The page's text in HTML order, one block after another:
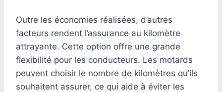
Outre les économies réalisées, d’autres
facteurs rendent l’assurance au kilomètre
attrayante. Cette option offre une grande
flexibilité pour les conducteurs. Les motards
peuvent choisir le nombre de kilomètres qu’ils
souhaitent assurer, ce qui aide à éviter les